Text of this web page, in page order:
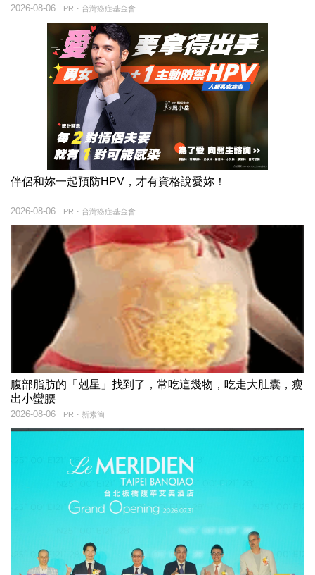
PR・台灣癌症基金會
2026-08-06
伴侶和妳一起預防HPV，才有資格說愛妳！
PR・台灣癌症基金會
2026-08-06
腹部脂肪的「剋星」找到了，常吃這幾物，吃走大肚囊，瘦
出小蠻腰
PR・新素簡
2026-08-06